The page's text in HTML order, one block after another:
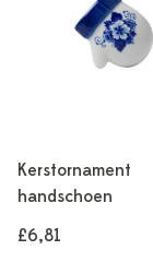
Kerstornament
handschoen
£6,81